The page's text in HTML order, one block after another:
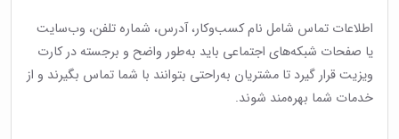
اطلاعات تماس شامل نام کسب‌وکار، آدرس، شماره تلفن، وب‌سایت
یا صفحات شبکه‌های اجتماعی باید به‌طور واضح و برجسته در کارت
ویزیت قرار گیرد تا مشتریان به‌راحتی بتوانند با شما تماس بگیرند و از
خدمات شما بهره‌مند شوند.